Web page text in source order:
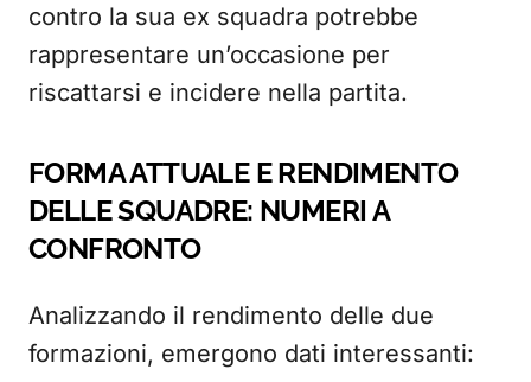
contro la sua ex squadra potrebbe
rappresentare un’occasione per
riscattarsi e incidere nella partita.
FORMA ATTUALE E RENDIMENTO
DELLE SQUADRE: NUMERI A
CONFRONTO
Analizzando il rendimento delle due
formazioni, emergono dati interessanti: